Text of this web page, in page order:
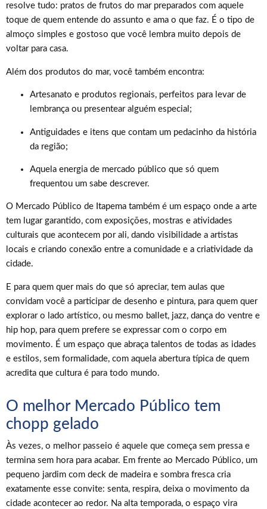
resolve tudo: pratos de frutos do mar preparados com aquele
toque de quem entende do assunto e ama o que faz. É o tipo de
almoço simples e gostoso que você lembra muito depois de
voltar para casa.
Além dos produtos do mar, você também encontra:
Artesanato e produtos regionais, perfeitos para levar de
lembrança ou presentear alguém especial;
Antiguidades e itens que contam um pedacinho da história
da região;
Aquela energia de mercado público que só quem
frequentou um sabe descrever.
O Mercado Público de Itapema também é um espaço onde a arte
tem lugar garantido, com exposições, mostras e atividades
culturais que acontecem por ali, dando visibilidade a artistas
locais e criando conexão entre a comunidade e a criatividade da
cidade.
E para quem quer mais do que só apreciar, tem aulas que
convidam você a participar de desenho e pintura, para quem quer
explorar o lado artístico, ou mesmo ballet, jazz, dança do ventre e
hip hop, para quem prefere se expressar com o corpo em
movimento. É um espaço que abraça talentos de todas as idades
e estilos, sem formalidade, com aquela abertura típica de quem
acredita que cultura é para todo mundo.
O melhor Mercado Público tem
chopp gelado
Às vezes, o melhor passeio é aquele que começa sem pressa e
termina sem hora para acabar. Em frente ao Mercado Público, um
pequeno jardim com deck de madeira e sombra fresca cria
exatamente esse convite: senta, respira, deixa o movimento da
cidade acontecer ao redor. Na alta temporada, o espaço vira